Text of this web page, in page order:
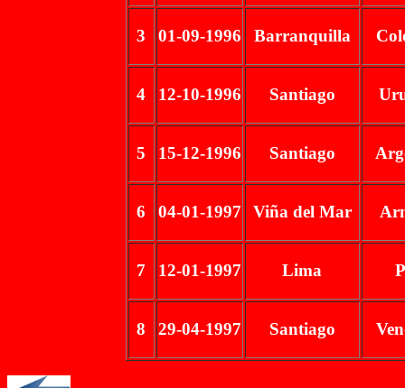
3 01-09-1996 Barranquilla
4 12-10-1996 Santiago
5 15-12-1996 Santiago
6 04-01-1997 Viña del Mar
7 12-01-1997 Lima
8 29-04-1997 Santiago